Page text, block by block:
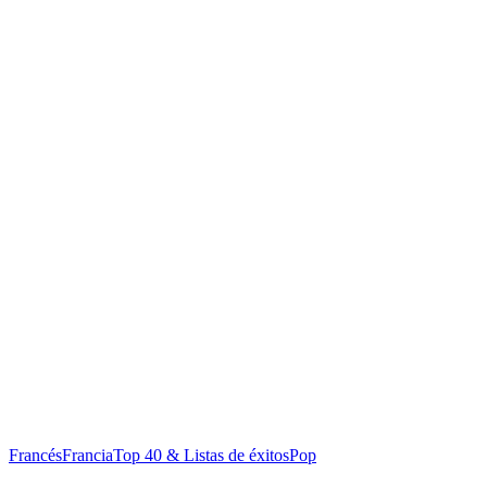
FrancésFranciaTop 40 & Listas de éxitosPop